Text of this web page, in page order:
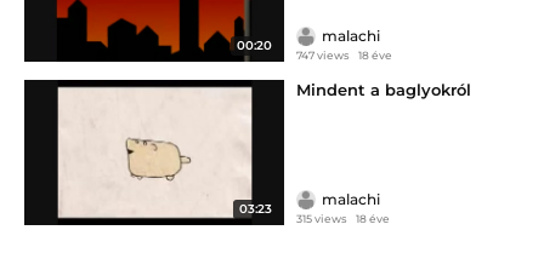
00:20
malachi
747 views 18 éve
03:23
Mindent a baglyokról
malachi
315 views 18 éve